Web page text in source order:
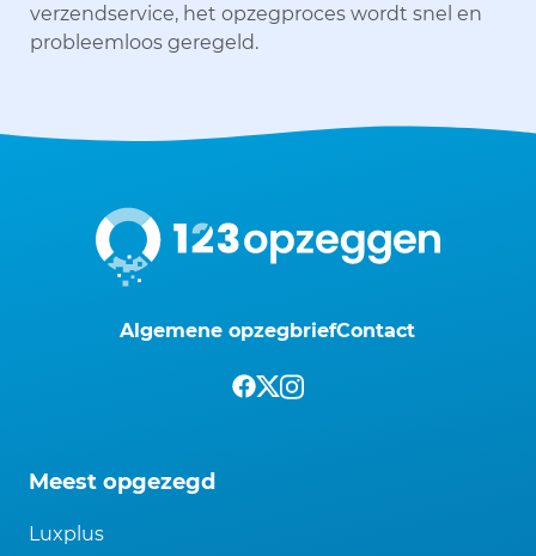
verzendservice, het opzegproces wordt snel en
probleemloos geregeld.
Algemene opzegbriefContact
Meest opgezegd
Luxplus